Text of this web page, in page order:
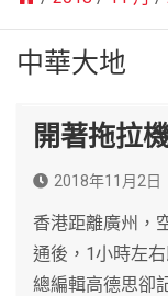
中華大地
開著拖拉
2018年11月2日
香港距離廣州，
通後，1小時左
總編輯高德思卻